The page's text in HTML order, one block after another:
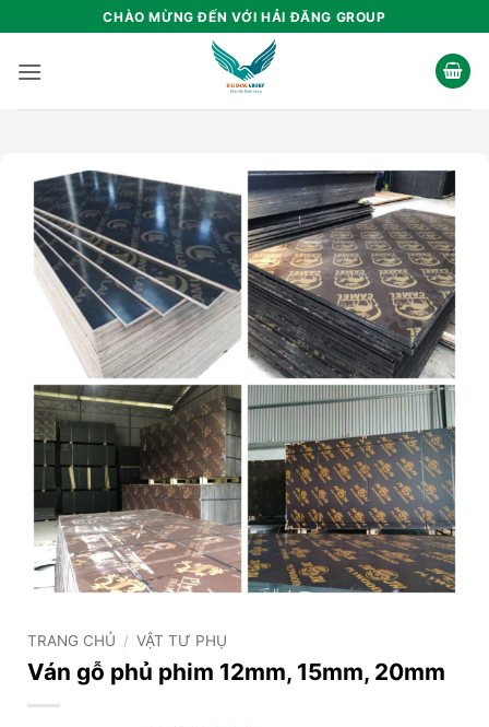
qua
nội
CHÀO MỪNG ĐẾN VỚI HẢI ĐĂNG GROUP
TRANG CHỦ / VẬT TƯ PHỤ
Ván gỗ phủ phim 12mm, 15mm, 20mm